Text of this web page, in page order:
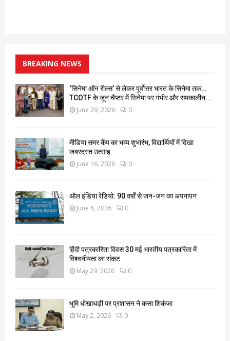
BREAKING NEWS
‘सिनेमा ऑन रील्स’ से लेकर पूर्वोत्तर भारत के सिनेमा तक…
TCOTF के जून चैप्टर में सिनेमा पर गंभीर और समकालीन...
June 29, 2026 0
मीडिया समर कैंप का भव्य शुभारंभ, विद्यार्थियों में दिखा
जबरदस्त उत्साह
June 16, 2026 0
ऑल इंडिया रेडियो: 90 वर्षों से जन-जन का अपनापन
June 8, 2026 0
हिंदी पत्रकारिता दिवस 30 मई भारतीय पत्रकारिता में
विश्वनीयता का संकट
May 29, 2026 0
भूमि धोखाधड़ी पर प्रशासन ने कसा शिकंजा
May 2, 2026 0